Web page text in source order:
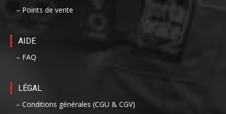
– Points de vente
AIDE
– FAQ
LÉGAL
– Conditions générales (CGU & CGV)